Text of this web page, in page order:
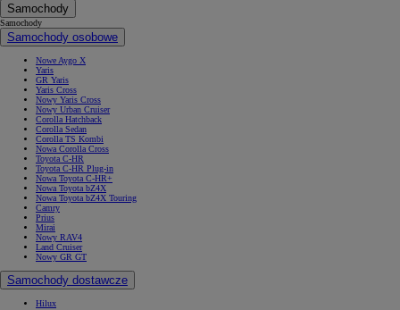
Samochody
Samochody
Samochody osobowe
Nowe Aygo X
Yaris
GR Yaris
Yaris Cross
Nowy Yaris Cross
Nowy Urban Cruiser
Corolla Hatchback
Corolla Sedan
Corolla TS Kombi
Nowa Corolla Cross
Toyota C-HR
Toyota C-HR Plug-in
Nowa Toyota C-HR+
Nowa Toyota bZ4X
Nowa Toyota bZ4X Touring
Camry
Prius
Mirai
Nowy RAV4
Land Cruiser
Nowy GR GT
Samochody dostawcze
Hilux